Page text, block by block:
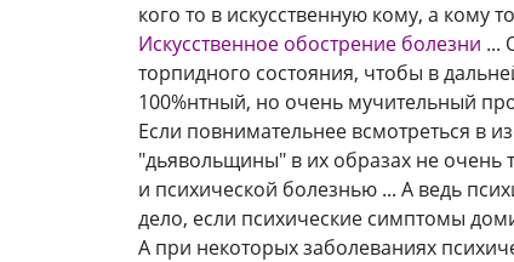
кого то в искусственную кому, а кому
Искусственное обострение болезни ...
торпидного состояния, чтобы в
100%нтный, но очень мучительный
Если повнимательнее всмотреться в
"дьявольщины" в их образах не
и психической болезнью ... А ведь
дело, если психические симптомы
А при некоторых заболеваниях